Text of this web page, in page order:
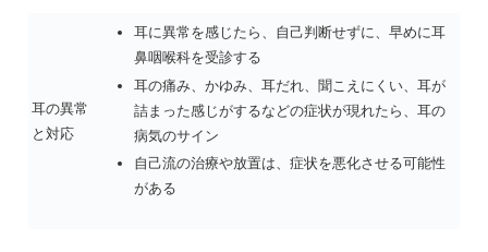
耳の異常
と対応
耳に異常を感じたら、自己判断せずに、早めに耳
鼻咽喉科を受診する
耳の痛み、かゆみ、耳だれ、聞こえにくい、耳が
詰まった感じがするなどの症状が現れたら、耳の
病気のサイン
自己流の治療や放置は、症状を悪化させる可能性
がある